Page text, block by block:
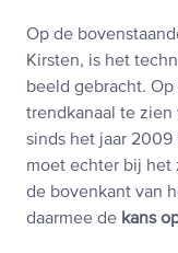
Op de
Kirsten, is het
beeld gebracht.
trendkanaal te zien
sinds het jaar
moet echter bij het
de bovenkant van
daarmee de kans